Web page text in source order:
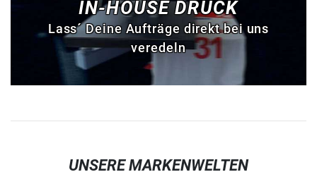
IN-HOUSE DRUCK
Lass´ Deine Aufträge direkt bei uns
veredeln
UNSERE MARKENWELTEN